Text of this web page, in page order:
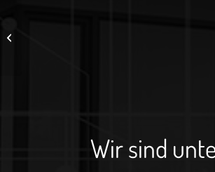
Wir sind